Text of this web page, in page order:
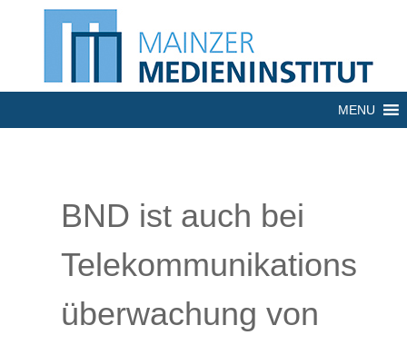
MENU
​BND ist auch bei
Telekommunikations
überwachung von